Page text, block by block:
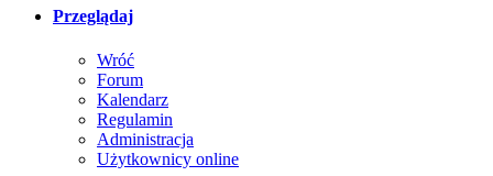
Przeglądaj
Wróć
Forum
Kalendarz
Regulamin
Administracja
Użytkownicy online